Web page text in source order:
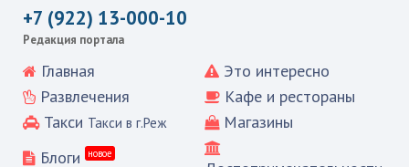
+7 (922) 13-000-10
Редакция портала
Главная
Это интересно
Развлечения
Кафе и рестораны
Такси Такси в г.Реж
Магазины
Блоги
новое